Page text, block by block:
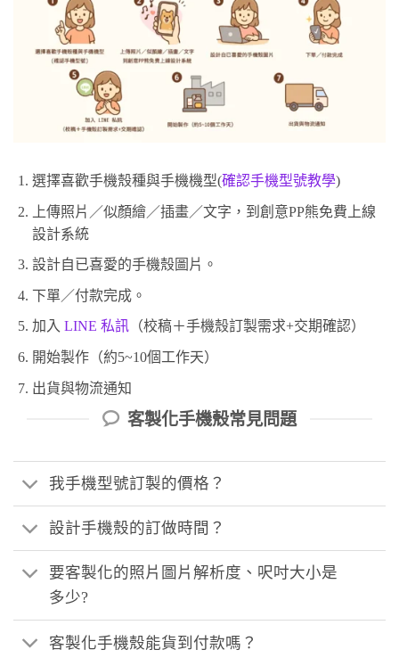
選擇喜歡手機殼種與手機機型(確認手機型號教學)
上傳照片／似顏繪／插畫／文字，到創意PP熊免費上線
設計系統
設計自已喜愛的手機殼圖片。
下單／付款完成。
加入 LINE 私訊（校稿＋手機殼訂製需求+交期確認）
開始製作（約5~10個工作天）
出貨與物流通知
客製化手機殼常見問題
我手機型號訂製的價格？
設計手機殼的訂做時間？
要客製化的照片圖片解析度、呎吋大小是
多少?
客製化手機殼能貨到付款嗎？